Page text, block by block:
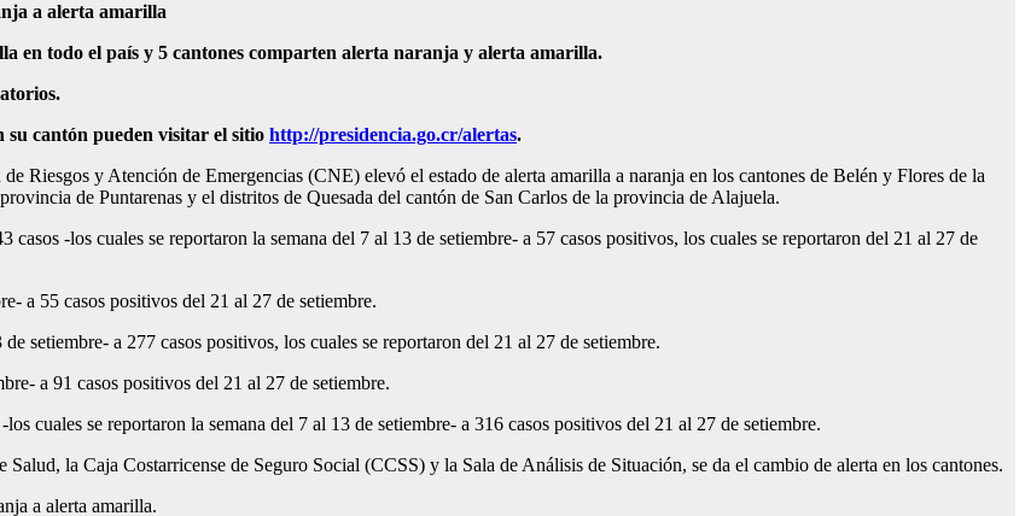
a alerta amarilla
en todo el país y 5 cantones comparten alerta naranja y alerta amarilla.
su cantón pueden visitar el sitio http://presidencia.go.cr/alertas.
Riesgos y Atención de Emergencias (CNE) elevó el estado de alerta amarilla a naranja en los cantones de Belén y Flores de la
de Puntarenas y el distritos de Quesada del cantón de San Carlos de la provincia de Alajuela.
-los cuales se reportaron la semana del 7 al 13 de setiembre- a 57 casos positivos, los cuales se reportaron del 21 al 27 de
a 55 casos positivos del 21 al 27 de setiembre.
setiembre- a 277 casos positivos, los cuales se reportaron del 21 al 27 de setiembre.
a 91 casos positivos del 21 al 27 de setiembre.
cuales se reportaron la semana del 7 al 13 de setiembre- a 316 casos positivos del 21 al 27 de setiembre.
la Caja Costarricense de Seguro Social (CCSS) y la Sala de Análisis de Situación, se da el cambio de alerta en los cantones.
a alerta amarilla.